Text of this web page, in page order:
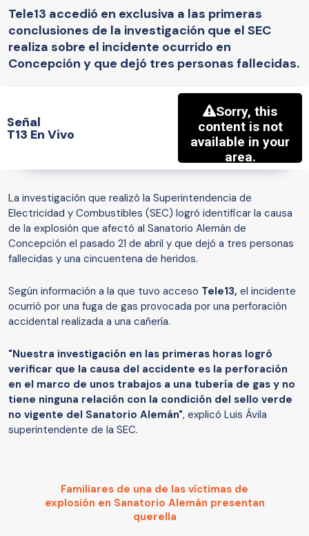
Tele13 accedió en exclusiva a las primeras
conclusiones de la investigación que el SEC
realiza sobre el incidente ocurrido en
Concepción y que dejó tres personas fallecidas.
Señal
T13 En Vivo
La investigación que realizó la Superintendencia de
Electricidad y Combustibles (SEC) logró identificar la causa
de la explosión que afectó al Sanatorio Alemán de
Concepción el pasado 21 de abril y que dejó a tres personas
fallecidas y una cincuentena de heridos.
Según información a la que tuvo acceso Tele13, el incidente
ocurrió por una fuga de gas provocada por una perforación
accidental realizada a una cañería.
"Nuestra investigación en las primeras horas logró
verificar que la causa del accidente es la perforación
en el marco de unos trabajos a una tubería de gas y no
tiene ninguna relación con la condición del sello verde
no vigente del Sanatorio Alemán", explicó Luis Ávila
superintendente de la SEC.
Familiares de una de las víctimas de
explosión en Sanatorio Alemán presentan
querella